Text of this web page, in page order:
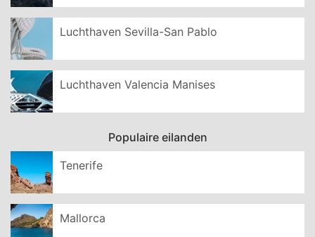
Luchthaven Sevilla-San Pablo
Luchthaven Valencia Manises
Populaire eilanden
Tenerife
Mallorca